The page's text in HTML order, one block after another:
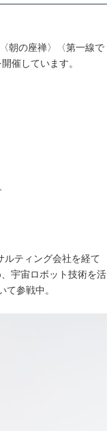
朝の座禅〉〈第一線で
催しています。
ルティング会社を経て
宇宙ロボット技術を活
参戦中。